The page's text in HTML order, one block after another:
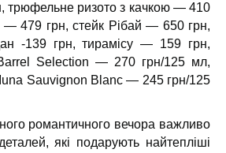
трюфельне ризото з качкою — 410
— 479 грн, стейк Рібай — 650 грн,
-139 грн, тирамісу — 159 грн,
Selection — 270 грн/125 мл,
Sauvignon Blanc — 245 грн/125
романтичного вечора важливо
які подарують найтепліші